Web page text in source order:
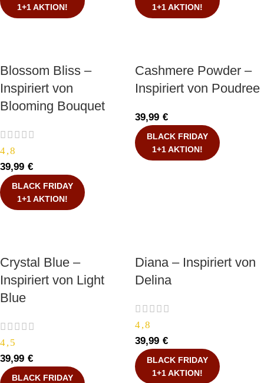
1+1 AKTION!
1+1 AKTION!
Blossom Bliss –
Inspiriert von
Blooming Bouquet
4,8
39,99 €
BLACK FRIDAY
1+1 AKTION!
Cashmere Powder –
Inspiriert von Poudree
39,99 €
BLACK FRIDAY
1+1 AKTION!
Crystal Blue –
Inspiriert von Light
Blue
4,5
39,99 €
BLACK FRIDAY
Diana – Inspiriert von
Delina
4,8
39,99 €
BLACK FRIDAY
1+1 AKTION!